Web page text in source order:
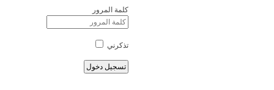
كلمة المرور
تذكرني